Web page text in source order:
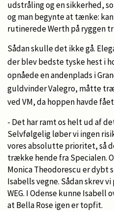
udstråling og en sikkerhed,
og man begynte at tænke:
rutinerede Werth på ryggen
Sådan skulle det ikke gå. E
der blev bedste tyske hest i
opnåede en andenplads i
guldvinder Valegro, måtte
ved VM, da hoppen havde
- Det har ramt os helt ud af
Selvfølgelig løber vi ingen
vores absolutte prioritet, så
trække hende fra Specialen.
Monica Theodorescu er dybt
Isabells vegne. Sådan skrev
WEG. I Odense kunne
at Bella Rose igen er topfit.